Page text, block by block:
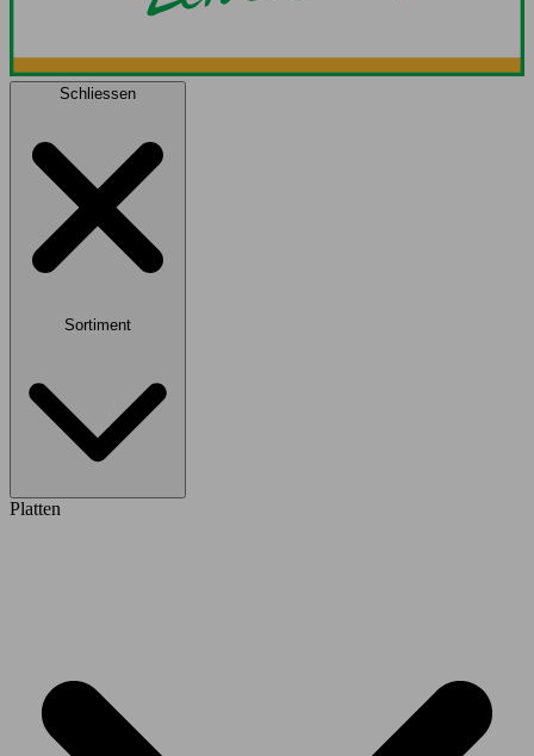
Schliessen
Sortiment
Platten